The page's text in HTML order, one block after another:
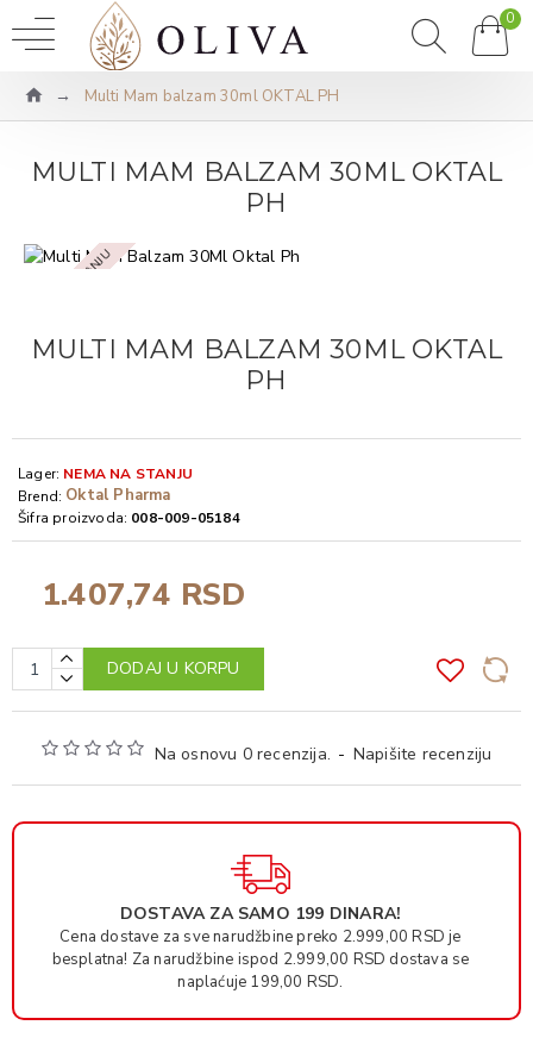
0
Multi Mam balzam 30ml OKTAL PH
MULTI MAM BALZAM 30ML OKTAL
PH
NEMA NA STANJU
MULTI MAM BALZAM 30ML OKTAL
PH
Na osnovu 0 recenzija. - Napišite recenziju
1.407,74 RSD
Lager: NEMA NA STANJU
Brend: Oktal Pharma
Šifra proizvoda: 008-009-05184
DODAJ U KORPU
DOSTAVA ZA SAMO 199 DINARA!
Cena dostave za sve narudžbine preko 2.999,00 RSD je
besplatna! Za narudžbine ispod 2.999,00 RSD dostava se
naplaćuje 199,00 RSD.